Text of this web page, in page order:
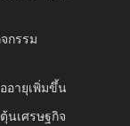
กรรม
อายุเพิ่มขึ้น
นเศรษฐกิจ